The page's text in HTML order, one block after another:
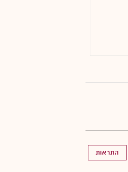
התראות